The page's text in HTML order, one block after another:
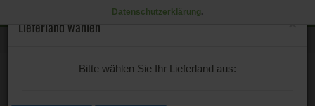
Lieferland wählen
Bitte wählen Sie Ihr Lieferland aus:
Datenschutzerklärung.